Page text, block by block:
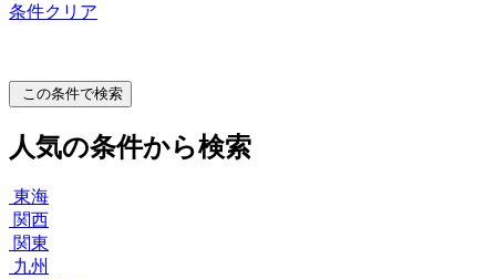
条件クリア
この条件で検索
人気の条件から検索
東海
関西
関東
九州